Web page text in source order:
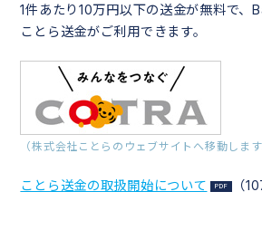
1件あたり10万円以下の送金が無料で、
ことら送金がご利用できます。
（株式会社ことらのウェブサイトへ移動します
ことら送金の取扱開始について （